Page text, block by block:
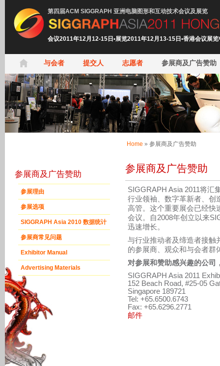
第四届ACM SIGGRAPH 亚洲电脑图形和互动技术会议及展览
会议2011年12月12-15日•展览2011年12月13-15日•香港会议展览
与会者 提交人 志愿者 参展商及广告赞助
Home » 参展商及广告赞助
参展商及广告赞助
参展理由
参展选项
SIGGRAPH Asia 2010 数据统计
参展商常见问题
Exhibitor Manual
Advertising Materials
参展商及广告赞助
SIGGRAPH Asia 2011将汇
行业领袖、数字革新者、创
高管。这个重要展会已经快
会议。自2008年创立以来
迅速增长。
与行业推动者及缔造者接触
的参展商、观众和与会者群
对参展和赞助感兴趣的公司
SIGGRAPH Asia 2011
152 Beach Road, #25-05
Singapore 189721
Tel: +65.6500.6743
Fax: +65.6296.2771
邮件